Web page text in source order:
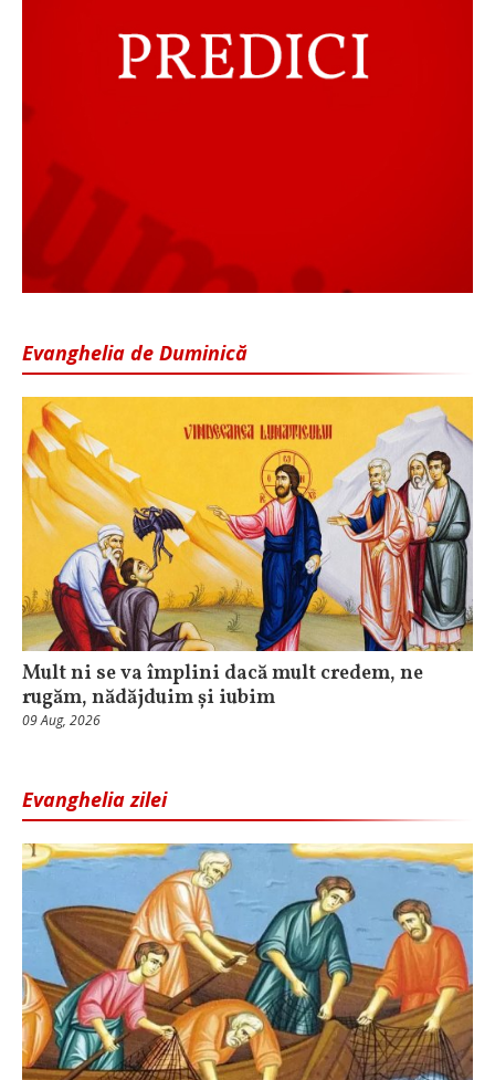
Evanghelia de Duminică
Mult ni se va împlini dacă mult credem, ne
rugăm, nădăjduim și iubim
09 Aug, 2026
Evanghelia zilei